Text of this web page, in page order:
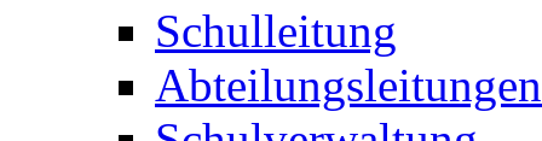
Schulleitung
Abteilungsleitungen